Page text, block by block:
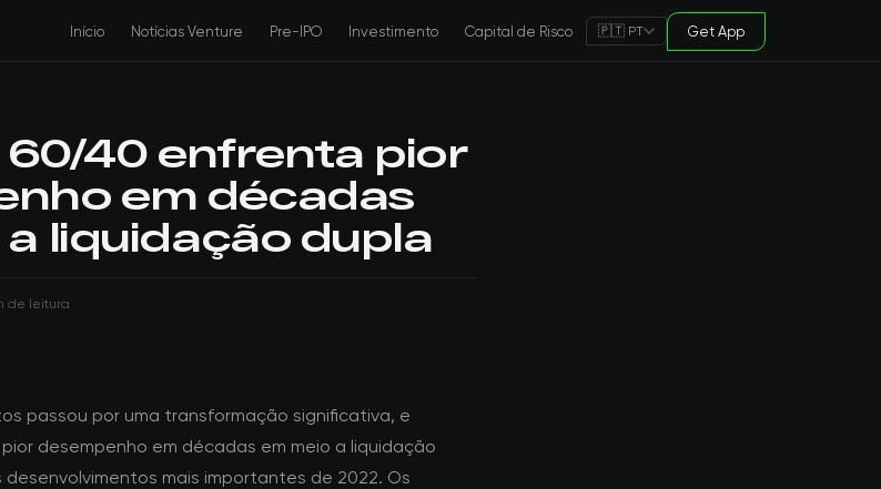
Início Notícias Venture Pre-IPO Investimento Capital de Risco 🇵🇹 PT Get App
40 enfrenta pior
em décadas
liquidação dupla
de leitura
passou por uma transformação significativa, e
desempenho em décadas em meio a liquidação
mais importantes de 2022. Os